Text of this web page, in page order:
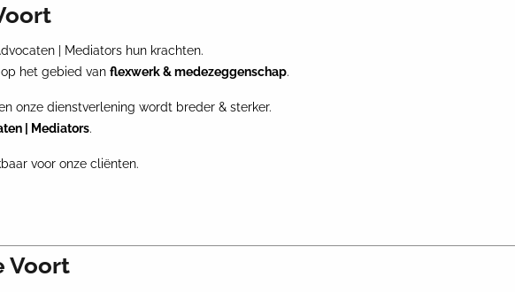
| Mediators hun krachten.
het gebied van flexwerk & medezeggenschap.
onze dienstverlening wordt breder & sterker.
| Mediators.
voor onze cliënten.
Voort